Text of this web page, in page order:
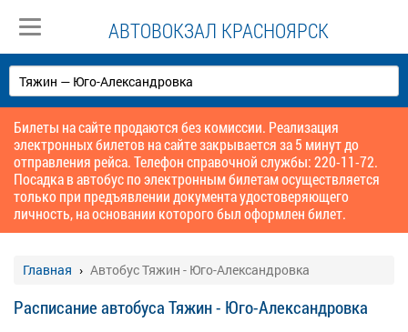
АВТОВОКЗАЛ КРАСНОЯРСК
Билеты на сайте продаются без комиссии. Реализация
электронных билетов на сайте закрывается за 5 минут до
отправления рейса. Телефон справочной службы: 220-11-72.
Посадка в автобус по электронным билетам осуществляется
только при предъявлении документа удостоверяющего
личность, на основании которого был оформлен билет.
Главная Автобус Тяжин - Юго-Александровка
Расписание автобуса Тяжин - Юго-Александровка